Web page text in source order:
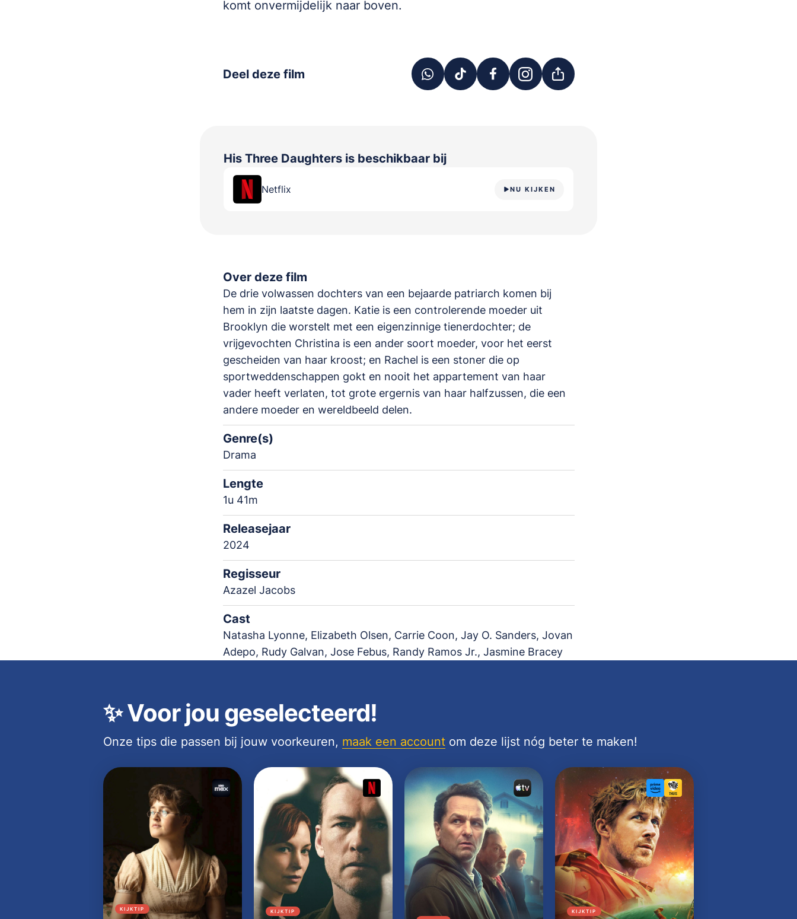
komt onvermijdelijk naar boven.
Deel deze film
His Three Daughters is beschikbaar bij
Netflix NU KIJKEN
Over deze film
De drie volwassen dochters van een bejaarde patriarch komen bij
hem in zijn laatste dagen. Katie is een controlerende moeder uit
Brooklyn die worstelt met een eigenzinnige tienerdochter; de
vrijgevochten Christina is een ander soort moeder, voor het eerst
gescheiden van haar kroost; en Rachel is een stoner die op
sportweddenschappen gokt en nooit het appartement van haar
vader heeft verlaten, tot grote ergernis van haar halfzussen, die een
andere moeder en wereldbeeld delen.
Genre(s)
Drama
Lengte
1u 41m
Releasejaar
2024
Regisseur
Azazel Jacobs
Cast
Natasha Lyonne, Elizabeth Olsen, Carrie Coon, Jay O. Sanders, Jovan
Adepo, Rudy Galvan, Jose Febus, Randy Ramos Jr., Jasmine Bracey
✨Voor jou geselecteerd!
Onze tips die passen bij jouw voorkeuren, maak een account om deze lijst nóg beter te maken!
KIJKTIP
KIJKTIP
KIJKTIP